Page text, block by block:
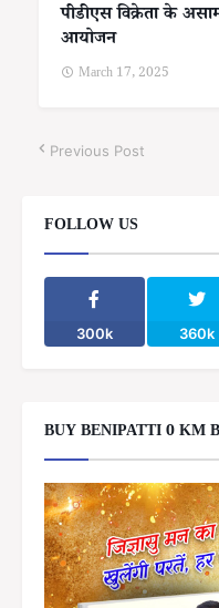
पीडीएस विक्रेता के
आयोजन
March 17, 2025
Previous Post
FOLLOW US
300k 360k
BUY BENIPATTI 0 KM